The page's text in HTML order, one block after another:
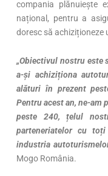
compania plănuiește
național, pentru a
doresc să achiziționeze
„Obiectivul nostru este
a-și achiziționa
alături în prezent
Pentru acest an, ne-am
peste 240, țelul
parteneriatelor cu
industria
Mogo România.